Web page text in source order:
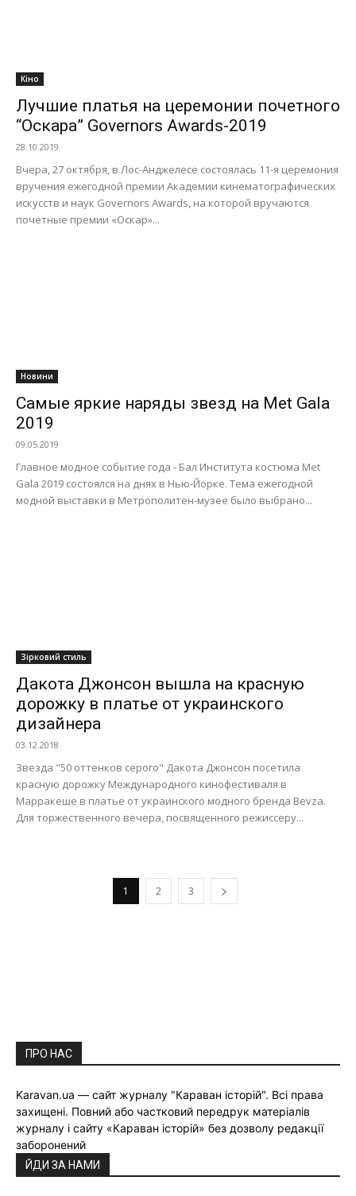
Кіно
Лучшие платья на церемонии почетного
“Оскара” Governors Awards-2019
28.10.2019
Вчера, 27 октября, в Лос-Анджелесе состоялась 11-я церемония
вручения ежегодной премии Академии кинематографических
искусств и наук Governors Awards, на которой вручаются
почетные премии «Оскар»...
Новини
Самые яркие наряды звезд на Met Gala
2019
09.05.2019
Главное модное событие года - Бал Института костюма Met
Gala 2019 состоялся на днях в Нью-Йорке. Тема ежегодной
модной выставки в Метрополитен-музее было выбрано...
Зірковий стиль
Дакота Джонсон вышла на красную
дорожку в платье от украинского
дизайнера
03.12.2018
Звезда "50 оттенков серого" Дакота Джонсон посетила
красную дорожку Международного кинофестиваля в
Марракеше в платье от украинского модного бренда Bevza.
Для торжественного вечера, посвященного режиссеру...
1 2 3
ПРО НАС
Karavan.ua — сайт журналу "Караван історій". Всі права
захищені. Повний або частковий передрук матеріалів
журналу і сайту «Караван історій» без дозволу редакції
заборонений
ЙДИ ЗА НАМИ